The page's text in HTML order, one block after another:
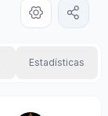
Estadísticas